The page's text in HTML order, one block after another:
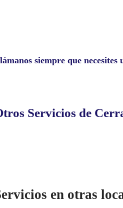
siempre que
Servicios de
en otras